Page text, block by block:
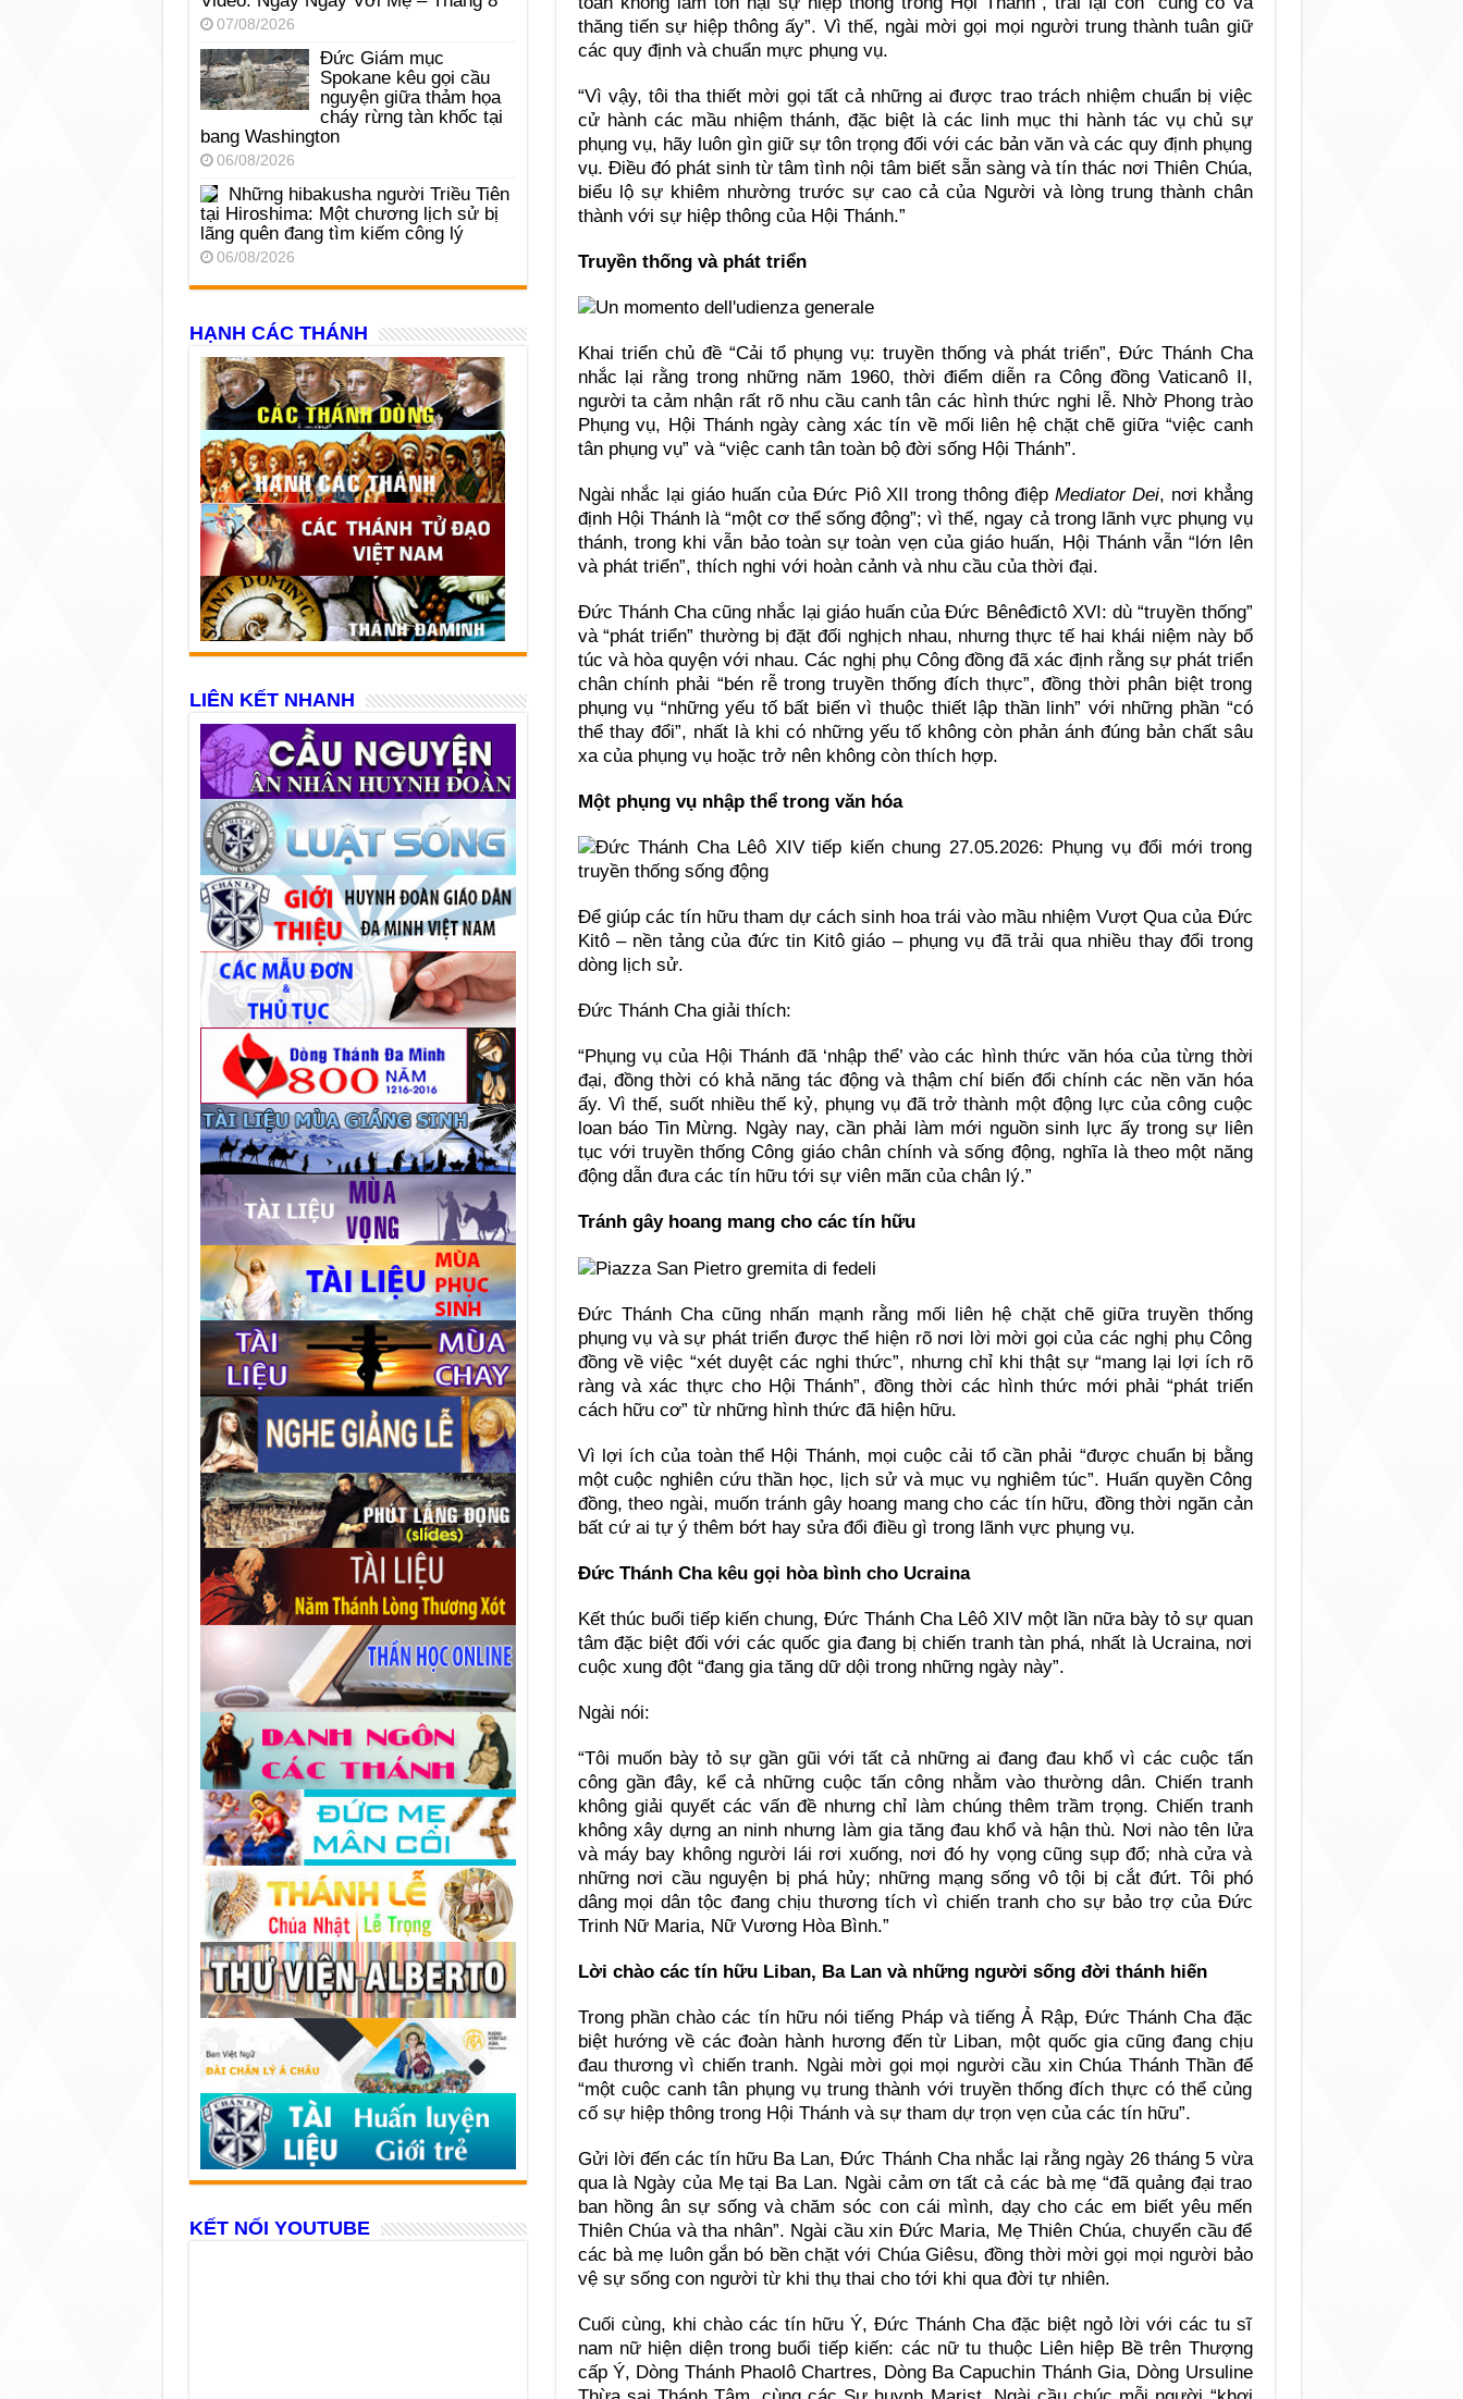
thăng tiến sự hiệp thông ấy”. Vì thế, ngài mời gọi mọi người trung thành tuân giữ
các quy định và chuẩn mực phụng vụ.
“Vì vậy, tôi tha thiết mời gọi tất cả những ai được trao trách nhiệm chuẩn bị việc
cử hành các mầu nhiệm thánh, đặc biệt là các linh mục thi hành tác vụ chủ sự
phụng vụ, hãy luôn gìn giữ sự tôn trọng đối với các bản văn và các quy định phụng
vụ. Điều đó phát sinh từ tâm tình nội tâm biết sẵn sàng và tín thác nơi Thiên Chúa,
biểu lộ sự khiêm nhường trước sự cao cả của Người và lòng trung thành chân
thành với sự hiệp thông của Hội Thánh.”
Truyền thống và phát triển
Khai triển chủ đề “Cải tổ phụng vụ: truyền thống và phát triển”, Đức Thánh Cha
nhắc lại rằng trong những năm 1960, thời điểm diễn ra Công đồng Vaticanô II,
người ta cảm nhận rất rõ nhu cầu canh tân các hình thức nghi lễ. Nhờ Phong trào
Phụng vụ, Hội Thánh ngày càng xác tín về mối liên hệ chặt chẽ giữa “việc canh
tân phụng vụ” và “việc canh tân toàn bộ đời sống Hội Thánh”.
Ngài nhắc lại giáo huấn của Đức Piô XII trong thông điệp Mediator Dei, nơi khẳng
định Hội Thánh là “một cơ thể sống động”; vì thế, ngay cả trong lãnh vực phụng vụ
thánh, trong khi vẫn bảo toàn sự toàn vẹn của giáo huấn, Hội Thánh vẫn “lớn lên
và phát triển”, thích nghi với hoàn cảnh và nhu cầu của thời đại.
Đức Thánh Cha cũng nhắc lại giáo huấn của Đức Bênêđictô XVI: dù “truyền thống”
và “phát triển” thường bị đặt đối nghịch nhau, nhưng thực tế hai khái niệm này bổ
túc và hòa quyện với nhau. Các nghị phụ Công đồng đã xác định rằng sự phát triển
chân chính phải “bén rễ trong truyền thống đích thực”, đồng thời phân biệt trong
phụng vụ “những yếu tố bất biến vì thuộc thiết lập thần linh” với những phần “có
thể thay đổi”, nhất là khi có những yếu tố không còn phản ánh đúng bản chất sâu
xa của phụng vụ hoặc trở nên không còn thích hợp.
Một phụng vụ nhập thể trong văn hóa
Để giúp các tín hữu tham dự cách sinh hoa trái vào mầu nhiệm Vượt Qua của Đức
Kitô – nền tảng của đức tin Kitô giáo – phụng vụ đã trải qua nhiều thay đổi trong
dòng lịch sử.
Đức Thánh Cha giải thích:
“Phụng vụ của Hội Thánh đã ‘nhập thể’ vào các hình thức văn hóa của từng thời
đại, đồng thời có khả năng tác động và thậm chí biến đổi chính các nền văn hóa
ấy. Vì thế, suốt nhiều thế kỷ, phụng vụ đã trở thành một động lực của công cuộc
loan báo Tin Mừng. Ngày nay, cần phải làm mới nguồn sinh lực ấy trong sự liên
tục với truyền thống Công giáo chân chính và sống động, nghĩa là theo một năng
động dẫn đưa các tín hữu tới sự viên mãn của chân lý.”
Tránh gây hoang mang cho các tín hữu
Đức Thánh Cha cũng nhấn mạnh rằng mối liên hệ chặt chẽ giữa truyền thống
phụng vụ và sự phát triển được thể hiện rõ nơi lời mời gọi của các nghị phụ Công
đồng về việc “xét duyệt các nghi thức”, nhưng chỉ khi thật sự “mang lại lợi ích rõ
ràng và xác thực cho Hội Thánh”, đồng thời các hình thức mới phải “phát triển
cách hữu cơ” từ những hình thức đã hiện hữu.
Vì lợi ích của toàn thể Hội Thánh, mọi cuộc cải tổ cần phải “được chuẩn bị bằng
một cuộc nghiên cứu thần học, lịch sử và mục vụ nghiêm túc”. Huấn quyền Công
đồng, theo ngài, muốn tránh gây hoang mang cho các tín hữu, đồng thời ngăn cản
bất cứ ai tự ý thêm bớt hay sửa đổi điều gì trong lãnh vực phụng vụ.
Đức Thánh Cha kêu gọi hòa bình cho Ucraina
Kết thúc buổi tiếp kiến chung, Đức Thánh Cha Lêô XIV một lần nữa bày tỏ sự quan
tâm đặc biệt đối với các quốc gia đang bị chiến tranh tàn phá, nhất là Ucraina, nơi
cuộc xung đột “đang gia tăng dữ dội trong những ngày này”.
Ngài nói:
“Tôi muốn bày tỏ sự gần gũi với tất cả những ai đang đau khổ vì các cuộc tấn
công gần đây, kể cả những cuộc tấn công nhằm vào thường dân. Chiến tranh
không giải quyết các vấn đề nhưng chỉ làm chúng thêm trầm trọng. Chiến tranh
không xây dựng an ninh nhưng làm gia tăng đau khổ và hận thù. Nơi nào tên lửa
và máy bay không người lái rơi xuống, nơi đó hy vọng cũng sụp đổ; nhà cửa và
những nơi cầu nguyện bị phá hủy; những mạng sống vô tội bị cắt đứt. Tôi phó
dâng mọi dân tộc đang chịu thương tích vì chiến tranh cho sự bảo trợ của Đức
Trinh Nữ Maria, Nữ Vương Hòa Bình.”
Lời chào các tín hữu Liban, Ba Lan và những người sống đời thánh hiến
Trong phần chào các tín hữu nói tiếng Pháp và tiếng Ả Rập, Đức Thánh Cha đặc
biệt hướng về các đoàn hành hương đến từ Liban, một quốc gia cũng đang chịu
đau thương vì chiến tranh. Ngài mời gọi mọi người cầu xin Chúa Thánh Thần để
“một cuộc canh tân phụng vụ trung thành với truyền thống đích thực có thể củng
cố sự hiệp thông trong Hội Thánh và sự tham dự trọn vẹn của các tín hữu”.
Gửi lời đến các tín hữu Ba Lan, Đức Thánh Cha nhắc lại rằng ngày 26 tháng 5 vừa
qua là Ngày của Mẹ tại Ba Lan. Ngài cảm ơn tất cả các bà mẹ “đã quảng đại trao
ban hồng ân sự sống và chăm sóc con cái mình, dạy cho các em biết yêu mến
Thiên Chúa và tha nhân”. Ngài cầu xin Đức Maria, Mẹ Thiên Chúa, chuyển cầu để
các bà mẹ luôn gắn bó bền chặt với Chúa Giêsu, đồng thời mời gọi mọi người bảo
vệ sự sống con người từ khi thụ thai cho tới khi qua đời tự nhiên.
Cuối cùng, khi chào các tín hữu Ý, Đức Thánh Cha đặc biệt ngỏ lời với các tu sĩ
nam nữ hiện diện trong buổi tiếp kiến: các nữ tu thuộc Liên hiệp Bề trên Thượng
cấp Ý, Dòng Thánh Phaolô Chartres, Dòng Ba Capuchin Thánh Gia, Dòng Ursuline
07/08/2026
Đức Giám mục
Spokane kêu gọi cầu
nguyện giữa thảm họa
cháy rừng tàn khốc tại
bang Washington
06/08/2026
Những hibakusha người Triều Tiên
tại Hiroshima: Một chương lịch sử bị
lãng quên đang tìm kiếm công lý
06/08/2026
HẠNH CÁC THÁNH
LIÊN KẾT NHANH
KẾT NỐI YOUTUBE